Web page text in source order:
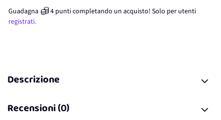
Guadagna 4 punticompletando un acquisto! Solo per utenti
registrati.
Descrizione
Recensioni (0)